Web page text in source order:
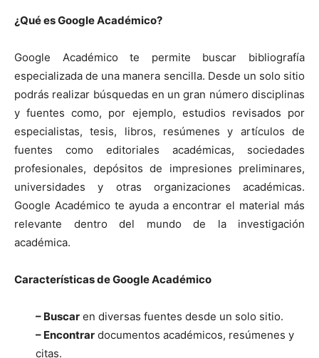
¿Qué es Google Académico?
Google Académico te permite buscar bibliografía
especializada de una manera sencilla. Desde un solo sitio
podrás realizar búsquedas en un gran número disciplinas
y fuentes como, por ejemplo, estudios revisados por
especialistas, tesis, libros, resúmenes y artículos de
fuentes como editoriales académicas, sociedades
profesionales, depósitos de impresiones preliminares,
universidades y otras organizaciones académicas.
Google Académico te ayuda a encontrar el material más
relevante dentro del mundo de la investigación
académica.
Características de Google Académico
– Buscar en diversas fuentes desde un solo sitio.
– Encontrar documentos académicos, resúmenes y
citas.